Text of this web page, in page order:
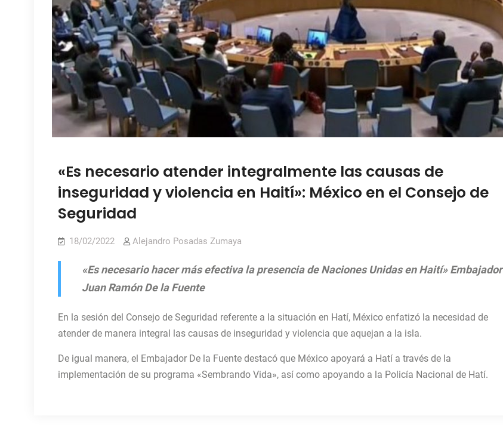
«Es necesario atender integralmente las causas de
inseguridad y violencia en Haití»: México en el Consejo de
Seguridad
18/02/2022 Alejandro Posadas Zumaya
«Es necesario hacer más efectiva la presencia de Naciones Unidas en Haití» Embajador
Juan Ramón De la Fuente
En la sesión del Consejo de Seguridad referente a la situación en Hatí, México enfatizó la necesidad de
atender de manera integral las causas de inseguridad y violencia que aquejan a la isla.
De igual manera, el Embajador De la Fuente destacó que México apoyará a Hatí a través de la
implementación de su programa «Sembrando Vida», así como apoyando a la Policía Nacional de Hatí.